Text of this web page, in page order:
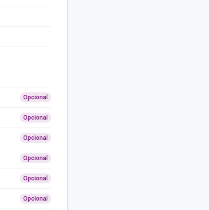
Opcional
Opcional
Opcional
Opcional
Opcional
Opcional